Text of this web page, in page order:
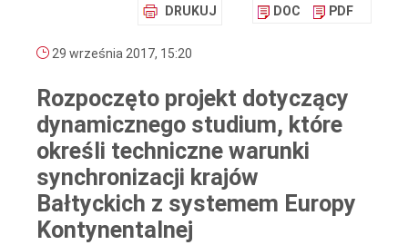
DRUKUJ DOC PDF
29 września 2017, 15:20
Rozpoczęto projekt dotyczący
dynamicznego studium, które
określi techniczne warunki
synchronizacji krajów
Bałtyckich z systemem Europy
Kontynentalnej